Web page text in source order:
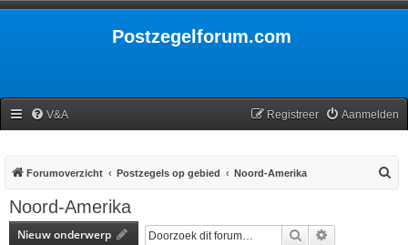
Postzegelforum.com
V&A Aanmelden
Registreer
Forumoverzicht Postzegels op gebied Noord-Amerika
Noord-Amerika
Nieuw onderwerp Zoek